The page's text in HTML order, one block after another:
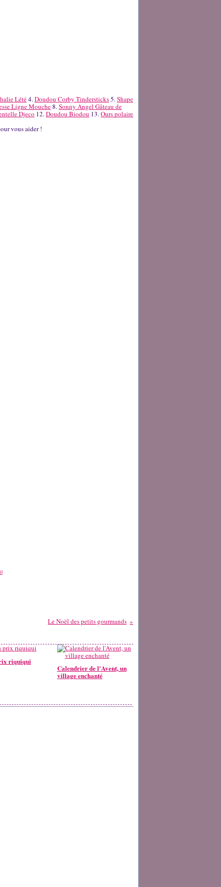
Lété4.Doudou Corby Tindersticks5.Shape
Ligne Mouche8.Sonny Angel Gâteau de
Djeco 12.Doudou Biodou 13.Ours polaire
vous aider !
Le Noël des petits gourmands
riquiqui
Calendrier de l'Avent, un
village enchanté